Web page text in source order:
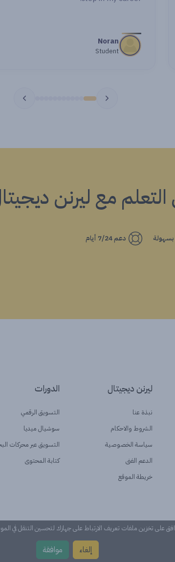
طالبة
التعلم مع ليرنن
بسهولة دعم 7/24 أيام
ليرنن ديجيتال
نبذة عنا
الشروط والاحكام
سياسة الخصوصية
الدعم الفنى
خريطة الموقع
الدورات
التسويق الرقمي
سوشيال ميديا
التسويق عبر محركات
كتابة المحتوى
على تخزين ملفات تعريف الارتباط على جهازك لتحسين التنقل في
موافقة إلغاء